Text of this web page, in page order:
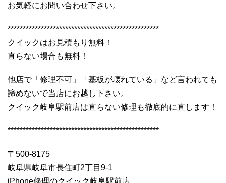
お気軽にお問い合わせ下さい。
**************************************************
クイックはお見積もり無料！
直らない場合も無料！
他店で「修理不可」「基板が壊れている」など言われても
諦めないで当店にお越し下さい。
クイック岐阜駅前店は直らない修理も徹底的に直します！
**************************************************
〒500-8175
岐阜県岐阜市長住町2丁目9-1
iPhone修理のクイック岐阜駅前店